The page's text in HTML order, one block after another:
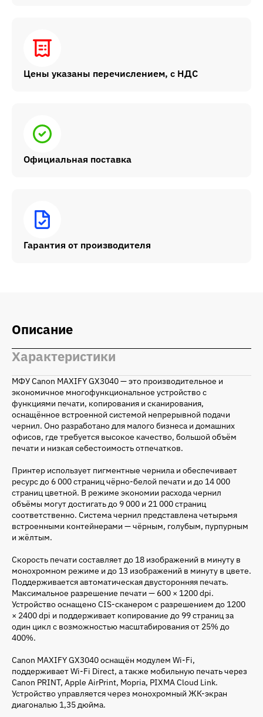
Цены указаны перечислением, с НДС
Официальная поставка
Гарантия от производителя
Описание
Характеристики
МФУ Canon MAXIFY GX3040 — это производительное и
экономичное многофункциональное устройство с
функциями печати, копирования и сканирования,
оснащённое встроенной системой непрерывной подачи
чернил. Оно разработано для малого бизнеса и домашних
офисов, где требуется высокое качество, большой объём
печати и низкая себестоимость отпечатков.
Принтер использует пигментные чернила и обеспечивает
ресурс до 6 000 страниц чёрно-белой печати и до 14 000
страниц цветной. В режиме экономии расхода чернил
объёмы могут достигать до 9 000 и 21 000 страниц
соответственно. Система чернил представлена четырьмя
встроенными контейнерами — чёрным, голубым, пурпурным
и жёлтым.
Скорость печати составляет до 18 изображений в минуту в
монохромном режиме и до 13 изображений в минуту в цвете.
Поддерживается автоматическая двусторонняя печать.
Максимальное разрешение печати — 600 × 1200 dpi.
Устройство оснащено CIS-сканером с разрешением до 1200
× 2400 dpi и поддерживает копирование до 99 страниц за
один цикл с возможностью масштабирования от 25% до
400%.
Canon MAXIFY GX3040 оснащён модулем Wi-Fi,
поддерживает Wi-Fi Direct, а также мобильную печать через
Canon PRINT, Apple AirPrint, Mopria, PIXMA Cloud Link.
Устройство управляется через монохромный ЖК-экран
диагональю 1,35 дюйма.